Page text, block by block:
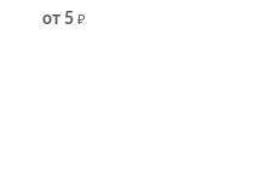
от 5 ₽